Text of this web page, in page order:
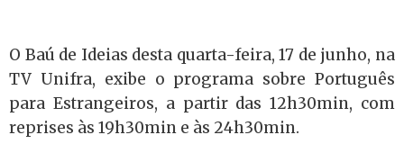
O Baú de Ideias desta quarta-feira, 17 de junho, na
TV Unifra, exibe o programa sobre Português
para Estrangeiros, a partir das 12h30min, com
reprises às 19h30min e às 24h30min.